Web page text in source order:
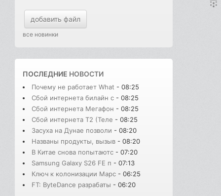
добавить файл
все новинки
ПОСЛЕДНИЕ НОВОСТИ
Почему не работает What - 08:25
Сбой интернета билайн с - 08:25
Сбой интернета Мегафон - 08:25
Сбой интернета T2 (Теле - 08:25
Засуха на Дунае позволи - 08:20
Названы продукты, вызыв - 08:20
В Китае снова попытаютс - 07:20
Samsung Galaxy S26 FE п - 07:13
Ключ к колонизации Марс - 06:25
FT: ByteDance разрабаты - 06:20